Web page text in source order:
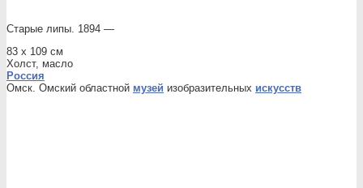
Старые липы. 1894 —
83 х 109 см
Холст, масло
Россия
Омск. Омский областной музей изобразительных искусств